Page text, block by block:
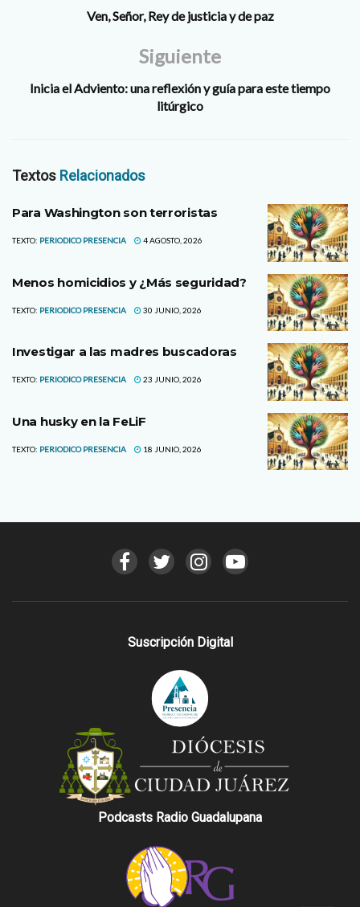
Ven, Señor, Rey de justicia y de paz
Siguiente
Inicia el Adviento: una reflexión y guía para este tiempo
litúrgico
Textos Relacionados
Para Washington son terroristas
TEXTO: PERIODICO PRESENCIA 4 AGOSTO, 2026
Menos homicidios y ¿Más seguridad?
TEXTO: PERIODICO PRESENCIA 30 JUNIO, 2026
Investigar a las madres buscadoras
TEXTO: PERIODICO PRESENCIA 23 JUNIO, 2026
Una husky en la FeLiF
TEXTO: PERIODICO PRESENCIA 18 JUNIO, 2026
Suscripción Digital
Podcasts Radio Guadalupana